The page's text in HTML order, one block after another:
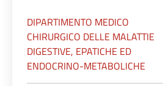
DIPARTIMENTO MEDICO
CHIRURGICO DELLE MALATTIE
DIGESTIVE, EPATICHE ED
ENDOCRINO-METABOLICHE